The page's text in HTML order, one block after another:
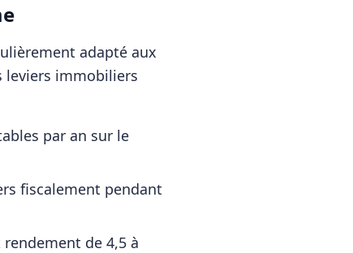
adapté aux
leviers immobiliers
par an sur le
fiscalement pendant
de 4,5 à